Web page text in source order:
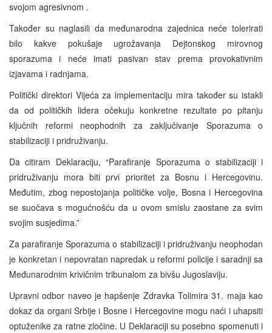
svojom agresivnom .
Također su naglasili da međunarodna zajednica neće tolerirati
bilo kakve pokušaje ugrožavanja Dejtonskog mirovnog
sporazuma i neće imati pasivan stav prema provokativnim
izjavama i radnjama.
Politički direktori Vijeća za implementaciju mira također su istakli
da od političkih lidera očekuju konkretne rezultate po pitanju
ključnih reformi neophodnih za zaključivanje Sporazuma o
stabilizaciji i pridruživanju.
Da citiram Deklaraciju, “Parafiranje Sporazuma o stabilizaciji i
pridruživanju mora biti prvi prioritet za Bosnu i Hercegovinu.
Međutim, zbog nepostojanja političke volje, Bosna i Hercegovina
se suočava s mogućnošću da u ovom smislu zaostane za svim
svojim susjedima.”
Za parafiranje Sporazuma o stabilizaciji i pridruživanju neophodan
je konkretan i nepovratan napredak u reformi policije i saradnji sa
Međunarodnim krivičnim tribunalom za bivšu Jugoslaviju.
Upravni odbor naveo je hapšenje Zdravka Tolimira 31. maja kao
dokaz da organi Srbije i Bosne i Hercegovine mogu naći i uhapsiti
optuženike za ratne zločine. U Deklaraciji su posebno spomenuti i